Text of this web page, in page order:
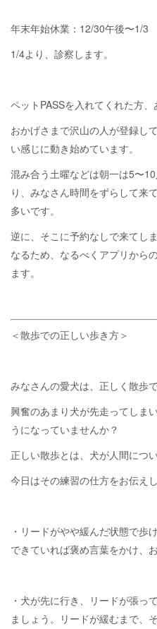
年末年始休業：12/30午後〜1/3
1/4より、診察します。
ペットPASSを入れてくれた方、
おかげさまで沢山の人が登録し
い感じに動き始めています。
混み合う土曜などは朝一は5〜
り、みなさん時間をずらして来
多いです。
逆に、そこに予約なしで来てし
なるため、なるべくアプリから
ます。
＜散歩での正しい歩き方＞
みなさんの愛犬は、正しく散歩
興奮のあまり犬が先走ってしま
うになっていませんか？
正しい散歩とは、犬が人間につ
今日はその練習の仕方をお伝えし
・リードがやや緩んだ状態で歩
できていれば褒め言葉をかけ、
・犬が先に行き、リードが張っ
ましょう。リードが緩むまで、